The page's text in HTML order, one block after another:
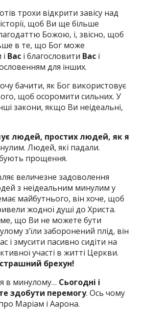
трохи відкрити завісу над
щоб Ви ще більше
Божою, і, звісно, щоб
в те, що Бог може
Вас і благословити Вас і
для інших.
бачити, як Бог використовує
щоб осоромити сильних. У
закони, якщо Ви неідеальні,
людей, простих людей, як я
Людей, які падали.
прощення.
величезне задоволення
з неідеальним минулим у
майбутнього, він хоче, щоб
жодної душі до Христа.
що Ви не можете бути
з’їли заборонений плід, він
і змусити пасивно сидіти на
участі в житті Церкви.
брехун!
в минулому… Сьогодні і
здобути перемогу. Ось чому
Маріам і Аарона.